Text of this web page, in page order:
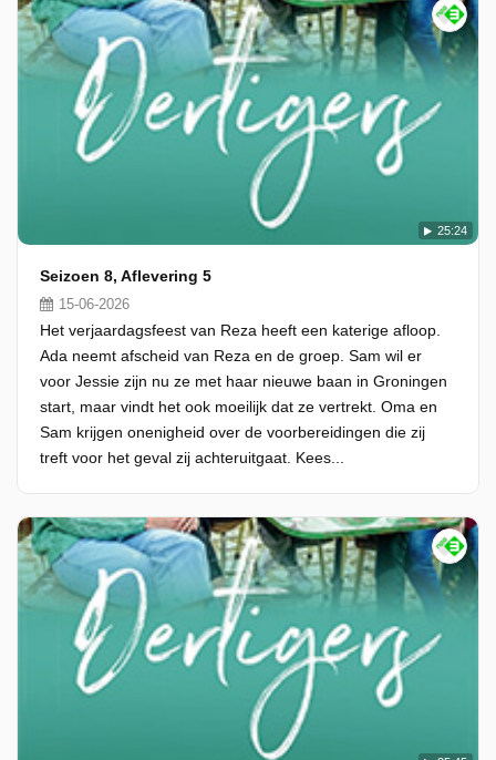
25:24
Seizoen 8, Aflevering 5
15-06-2026
Het verjaardagsfeest van Reza heeft een katerige afloop.
Ada neemt afscheid van Reza en de groep. Sam wil er
voor Jessie zijn nu ze met haar nieuwe baan in Groningen
start, maar vindt het ook moeilijk dat ze vertrekt. Oma en
Sam krijgen onenigheid over de voorbereidingen die zij
treft voor het geval zij achteruitgaat. Kees...